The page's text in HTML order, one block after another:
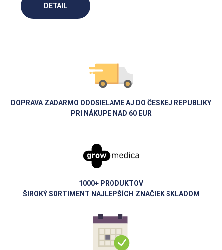
DETAIL
DOPRAVA ZADARMO ODOSIELAME AJ DO ČESKEJ REPUBLIKY
PRI NÁKUPE NAD 60 EUR
1000+ PRODUKTOV
ŠIROKÝ SORTIMENT NAJLEPŠÍCH ZNAČIEK SKLADOM